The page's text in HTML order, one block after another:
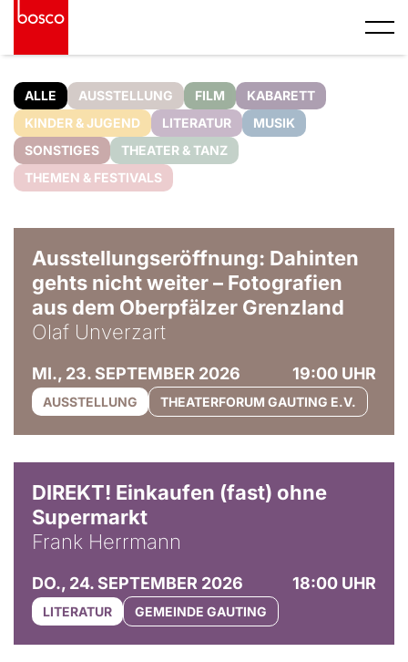
ALLE AUSSTELLUNG FILM
KABARETT
KINDER & JUGEND
LITERATUR
MUSIK
SONSTIGES
THEATER & TANZ
THEMEN & FESTIVALS
Ausstellungseröffnung: Dahinten
gehts nicht weiter – Fotografien
aus dem Oberpfälzer Grenzland
Olaf Unverzart
MI., 23. SEPTEMBER 2026 19:00 UHR
AUSSTELLUNG THEATERFORUM GAUTING E.V.
DIREKT! Einkaufen (fast) ohne
Supermarkt
Frank Herrmann
DO., 24. SEPTEMBER 2026 18:00 UHR
LITERATUR GEMEINDE GAUTING